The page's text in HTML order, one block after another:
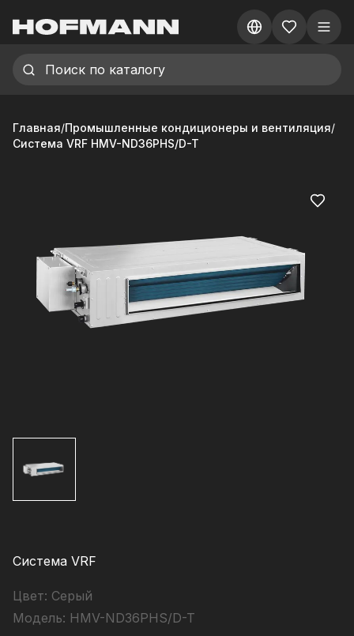
Главная/Промышленные кондиционеры и вентиляция/
Система VRF HMV-ND36PHS/D-T
Система VRF
Цвет: Серый
Модель: HMV-ND36PHS/D-T